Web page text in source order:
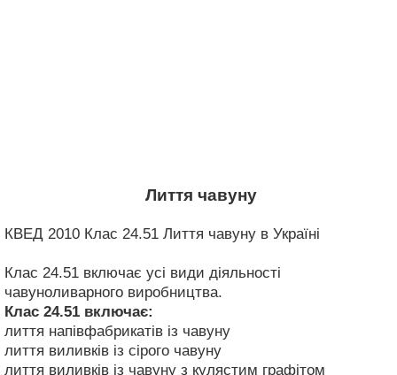
Лиття чавуну
КВЕД 2010 Клас 24.51 Лиття чавуну в Україні
Клас 24.51 включає усі види діяльності
чавуноливарного виробництва.
Клас 24.51 включає:
лиття напівфабрикатів із чавуну
лиття виливків із сірого чавуну
лиття виливків із чавуну з кулястим графітом